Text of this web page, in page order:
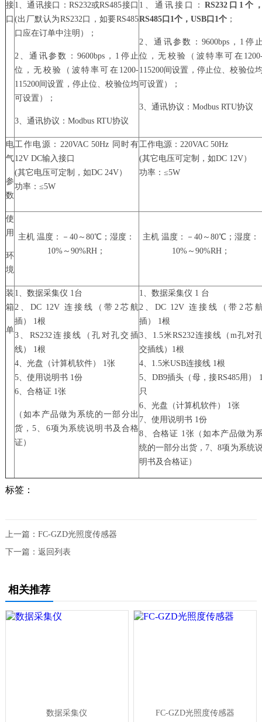
接
口
1、通讯接口：RS232或RS485接口
(出厂默认为RS232口，如要RS485
口应在订单中注明）；
2、通讯参数：9600bps，1停止
位，无校验（波特率可在1200-
115200间设置，停止位、校验位均
可设置）；
3、通讯协议：Modbus RTU协议
1、通讯接口： RS232口1个
RS485口1个，USB口1个；
2、通讯参数：9600bps，1停
位，无校验（波特率可在
115200间设置，停止位、校验位
可设置）；
3、通讯协议：Modbus RTU协议
电
气
参
数
工作电源：220VAC 50Hz 同时有
12V DC输入接口
(其它电压可定制，如DC 24V）
功率：≤5W
工作电源：220VAC 50Hz
(其它电压可定制，如DC 12V）
功率：≤5W
使
用
环
境
主机 温度：－40～80℃；湿度：
10%～90%RH；
主机 温度：－40～80℃；湿度：
10%～90%RH；
装
箱
单
1、数据采集仪 1台
2、DC 12V 连接线（带2芯航
插） 1根
3、RS232连接线（孔对孔交插
线） 1根
4、光盘（计算机软件） 1张
5、使用说明书 1份
6、合格证 1张
（如本产品做为系统的一部分出
货，5、6项为系统说明书及合格
证）
1、数据采集仪 1 台
2、DC 12V 连接线（带2芯
插） 1根
3、1.5米RS232连接线（m孔对
交插线）1根
4、1.5米USB连接线 1根
5、DB9插头（母，接RS485用）
只
6、光盘（计算机软件） 1张
7、使用说明书 1份
8、合格证 1张（如本产品做为
统的一部分出货，7、8项为系统
明书及合格证）
标签：
上一篇： FC-GZD光照度传感器
下一篇： 返回列表
相关推荐
数据采集仪 FC-GZD光照度传感器